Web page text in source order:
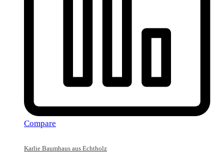
Compare
Karlie Baumhaus aus Echtholz